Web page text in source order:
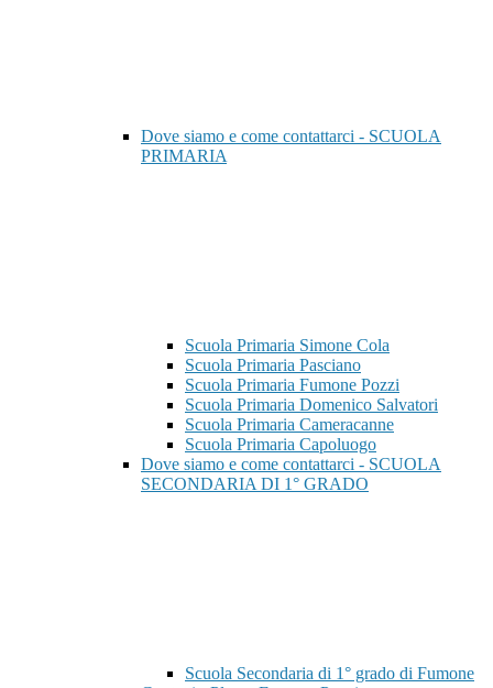
Dove siamo e come contattarci - SCUOLA
PRIMARIA
Scuola Primaria Simone Cola
Scuola Primaria Pasciano
Scuola Primaria Fumone Pozzi
Scuola Primaria Domenico Salvatori
Scuola Primaria Cameracanne
Scuola Primaria Capoluogo
Dove siamo e come contattarci - SCUOLA
SECONDARIA DI 1° GRADO
Scuola Secondaria di 1° grado di Fumone